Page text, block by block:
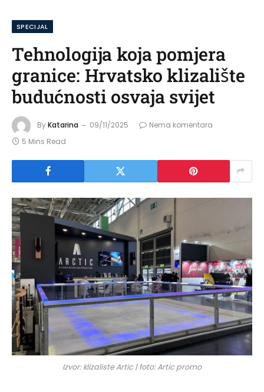
SPECIJAL
Tehnologija koja pomjera
granice: Hrvatsko klizalište
budućnosti osvaja svijet
ByKatarina 09/11/2025
Nema komentara
5 Mins Read
Izvor: klizaliste Artic | foto: Artic promo